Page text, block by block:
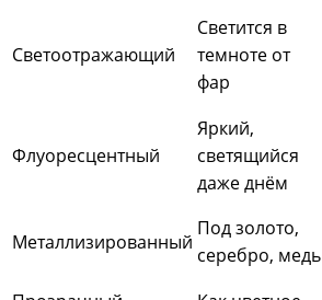
Светоотражающий
Светится в
темноте от
фар
Флуоресцентный
Яркий,
светящийся
даже днём
Металлизированный
Под золото,
серебро, медь